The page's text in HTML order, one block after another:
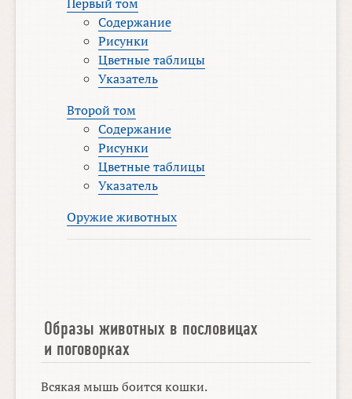
Содержание
Рисунки
Цветные таблицы
Указатель
Второй том
Содержание
Рисунки
Цветные таблицы
Указатель
Оружие животных
Образы животных в пословицах
и поговорках
Всякая мышь боится кошки.